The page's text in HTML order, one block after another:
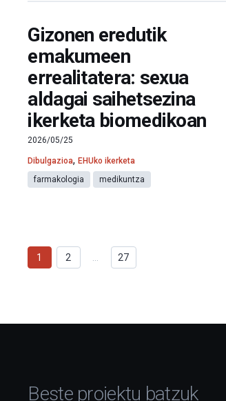
Gizonen eredutik
emakumeen
errealitatera: sexua
aldagai saihetsezina
ikerketa biomedikoan
2026/05/25
Dibulgazioa,EHUko ikerketa
farmakologia
medikuntza
1 2 27
Beste proiektu batzuk